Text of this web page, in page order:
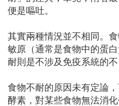
便是嘔吐。
其實兩種情況並不相同。
敏原（通常是食物中的蛋
耐則是不涉及免疫系統的不
食物不耐的原因未有定論
酵素，對某些食物無法消